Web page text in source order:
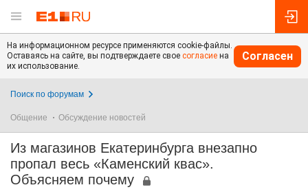
На информационном ресурсе применяются cookie-файлы.
Оставаясь на сайте, вы подтверждаете свое согласие на
их использование.
Согласен
Поиск по форумам
Общение Обсуждение новостей
Из магазинов Екатеринбурга внезапно
пропал весь «Каменский квас».
Объясняем почему